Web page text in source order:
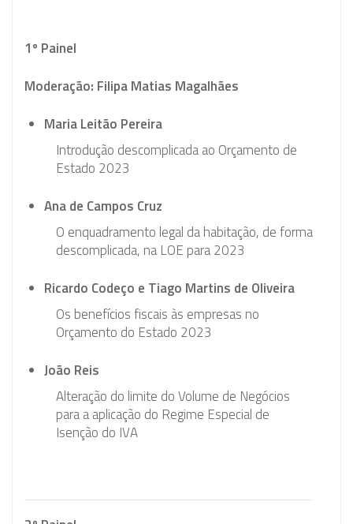
1º Painel
Moderação: Filipa Matias Magalhães
Maria Leitão Pereira
Introdução descomplicada ao Orçamento de
Estado 2023
Ana de Campos Cruz
O enquadramento legal da habitação, de forma
descomplicada, na LOE para 2023
Ricardo Codeço e Tiago Martins de Oliveira
Os benefícios fiscais às empresas no
Orçamento do Estado 2023
João Reis
Alteração do limite do Volume de Negócios
para a aplicação do Regime Especial de
Isenção do IVA